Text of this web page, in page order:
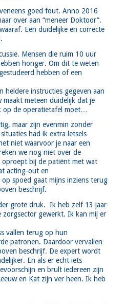
goed fout. Anno 2016
over aan “meneer Doktoor”.
Een duidelijke en correcte
Mensen die ruim 10 uur
honger. Om dit te weten
hebben of een
heldere instructies gegeven aan
maakt meteen duidelijk dat je
op de operatietafel moet…
maar zijn evenmin zonder
had ik extra letsels
niet waarvoor je naar een
we nog niet over de
oproept bij de patiënt met wat
acting-out en
spoed gaat mijns inziens terug
beschrijf.
grote druk. Ik heb zelf 13 jaar
zorgsector gewerkt. Ik kan mij er
vallen terug op hun
patronen. Daardoor vervallen
beschrijf. De expert wordt
En als er echt iets
en brult iedereen zijn
en Kat zijn ver heen. Ik heb